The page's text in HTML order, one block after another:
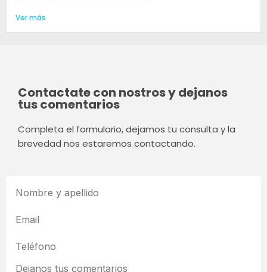
Ver más
Contactate con nostros y dejanos
tus comentarios
Completa el formulario, dejamos tu consulta y la
brevedad nos estaremos contactando.